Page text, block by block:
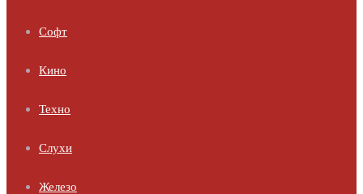
Софт
Кино
Техно
Слухи
Железо